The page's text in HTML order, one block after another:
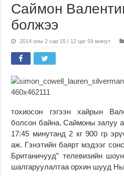
Саймон
болжээ
2014 оны 2 сар 15 / 12 цаг 59 минут
тохиосон гэгээн хайрын
болсон байна. Саймоны залуу
17:45 минутанд 2 кг 900 гр
аж. Гэнэтийн баярт мэдээг
Британичууд” телевизийн
шалгаруулалтаа орхин шууд